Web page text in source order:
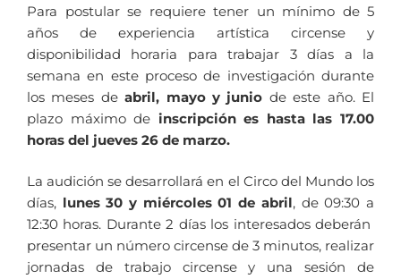
Para postular se requiere tener un mínimo de 5
años de experiencia artística circense y
disponibilidad horaria para trabajar 3 días a la
semana en este proceso de investigación durante
los meses deabril, mayo y junio de este año. El
plazo máximo de inscripción es hasta las 17.00
horas del jueves 26 de marzo.
La audición se desarrollará en el Circo del Mundo los
días, lunes 30 y miércoles 01 de abril, de 09:30 a
12:30 horas. Durante 2 días los interesados deberán
presentar un número circense de 3 minutos, realizar
jornadas de trabajo circense y una sesión de